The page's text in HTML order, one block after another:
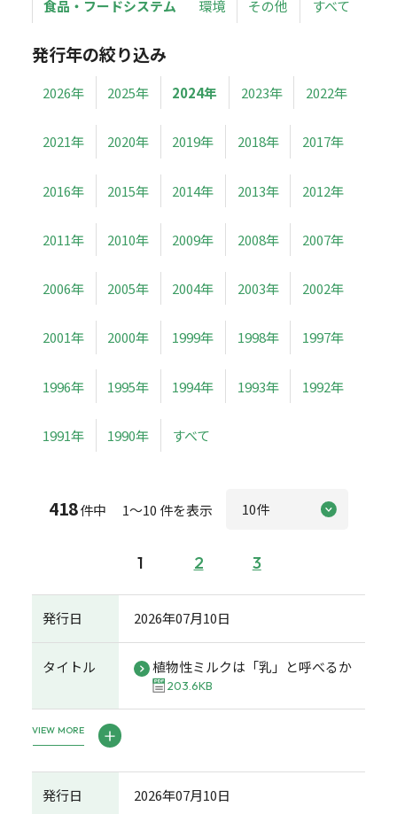
食品・フードシステム 環境 その他 すべて
発行年の絞り込み
2026年 2025年 2024年 2023年 2022年
2021年 2020年 2019年 2018年 2017年
2016年 2015年 2014年 2013年 2012年
2011年 2010年 2009年 2008年 2007年
2006年 2005年 2004年 2003年 2002年
2001年 2000年 1999年 1998年 1997年
1996年 1995年 1994年 1993年 1992年
1991年 1990年 すべて
418件中 1～10 件を表示
1 2 3
発行日 2026年07月10日
タイトル 植物性ミルクは「乳」と呼べるか
203.6KB
VIEW MORE
発行日 2026年07月10日